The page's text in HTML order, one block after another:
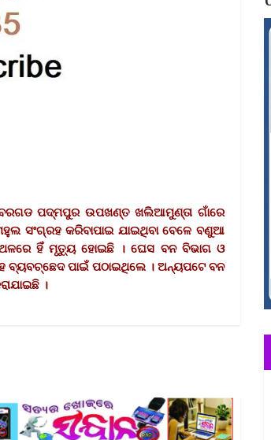
ପଦ୍ମପୁର ଉପଖଣ୍ତ ଖଲିଆମୁଣ୍ତା ଗାଁରେ
ସଂଗ୍ରହ କରିବାପାଇ ଯାଇଥିବା ବେଳେ ବଣୁଆ
ହିଁ ମୃତ୍ୟୁ ହୋଇଛି । ଘେସ ବନ ବିଭାଗ ଓ
ବ୍ୟବଚ୍ଛେଦ ପାଇଁ ପଠାଇଥିଲେ । ଅନ୍ୟପଟେ ବନ
।